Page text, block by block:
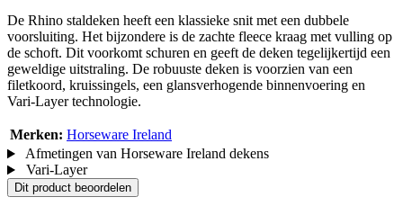
De Rhino staldeken heeft een klassieke snit met een dubbele
voorsluiting. Het bijzondere is de zachte fleece kraag met vulling op
de schoft. Dit voorkomt schuren en geeft de deken tegelijkertijd een
geweldige uitstraling. De robuuste deken is voorzien van een
filetkoord, kruissingels, een glansverhogende binnenvoering en
Vari-Layer technologie.
Merken: Horseware Ireland
Afmetingen van Horseware Ireland dekens
Vari-Layer
Dit product beoordelen